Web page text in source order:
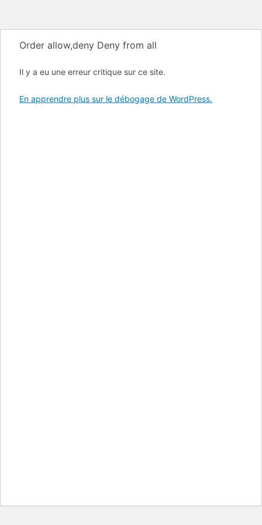
Order allow,deny Deny from all
Il y a eu une erreur critique sur ce site.
En apprendre plus sur le débogage de WordPress.